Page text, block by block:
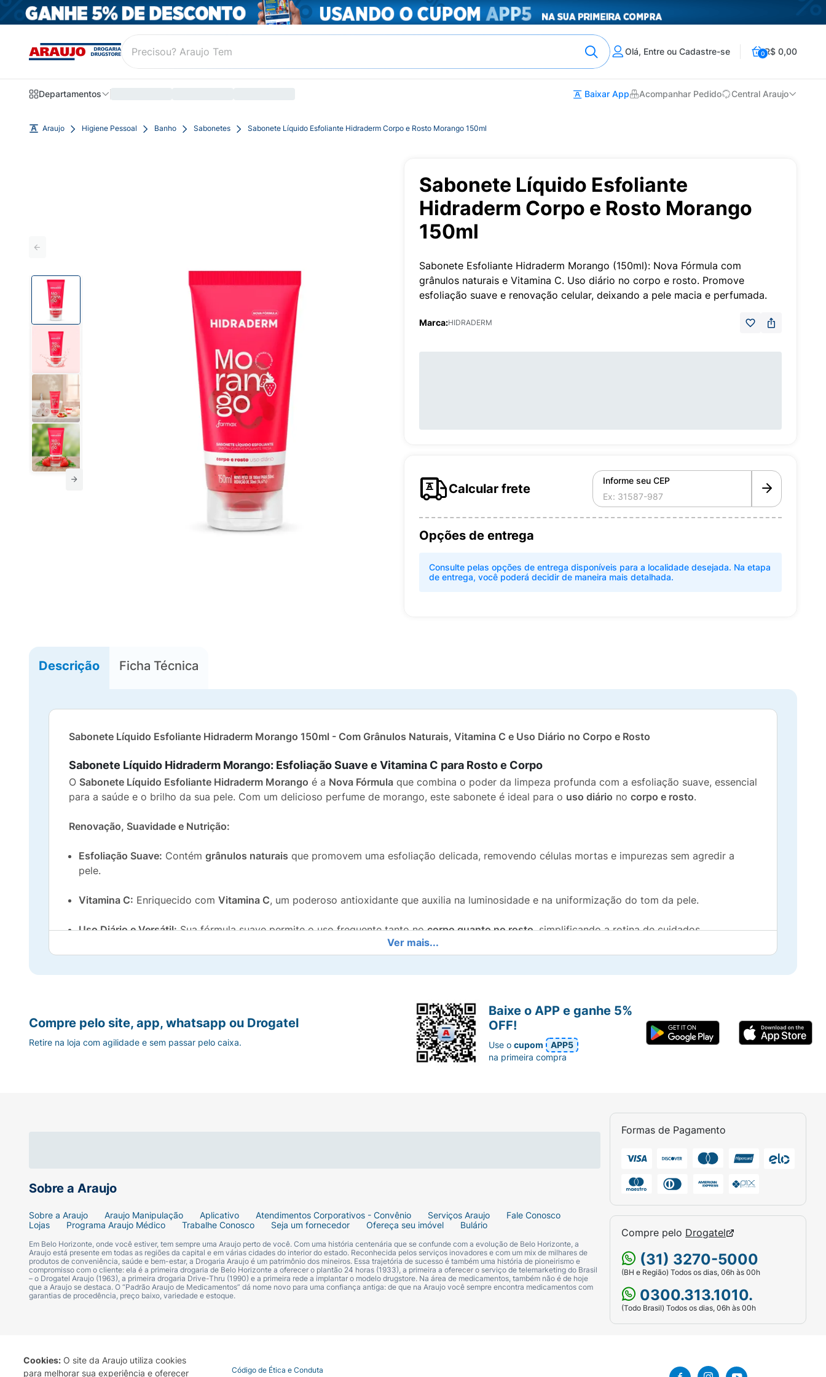
Cookies: O site da Araujo utiliza cookies
para melhorar sua experiência e oferecer
Olá, Entre ou Cadastre-se 0R$ 0,00
Departamentos Baixar App Acompanhar Pedido Central Araujo
Araujo Higiene Pessoal Banho Sabonetes Sabonete Líquido Esfoliante Hidraderm Corpo e Rosto Morango 150ml
Sabonete Líquido Esfoliante
Hidraderm Corpo e Rosto Morango
150ml
Sabonete Esfoliante Hidraderm Morango (150ml): Nova Fórmula com
grânulos naturais e Vitamina C. Uso diário no corpo e rosto. Promove
esfoliação suave e renovação celular, deixando a pele macia e perfumada.
Marca:HIDRADERM
Calcular frete
Informe seu CEP
Opções de entrega
Consulte pelas opções de entrega disponíveis para a localidade desejada. Na etapa
de entrega, você poderá decidir de maneira mais detalhada.
Descrição Ficha Técnica
Sabonete Líquido Esfoliante Hidraderm Morango 150ml - Com Grânulos Naturais, Vitamina C e Uso Diário no Corpo e Rosto
Sabonete Líquido Hidraderm Morango: Esfoliação Suave e Vitamina C para Rosto e Corpo
O Sabonete Líquido Esfoliante Hidraderm Morango é a Nova Fórmula que combina o poder da limpeza profunda com a esfoliação suave, essencial
para a saúde e o brilho da sua pele. Com um delicioso perfume de morango, este sabonete é ideal para o uso diário no corpo e rosto.
Renovação, Suavidade e Nutrição:
Esfoliação Suave: Contém grânulos naturais que promovem uma esfoliação delicada, removendo células mortas e impurezas sem agredir a
pele.
Vitamina C: Enriquecido com Vitamina C, um poderoso antioxidante que auxilia na luminosidade e na uniformização do tom da pele.
Uso Diário e Versátil:Sua fórmula suave permite o uso frequente tanto nocorpo quanto no rosto, simplificando a rotina de cuidados.
Fragrância Refrescante:O perfume deMorangoé delicioso e deixa a pele agradavelmente perfumada.
Renove sua pele todos os dias com a suavidade e o frescor do Sabonete Líquido Esfoliante Hidraderm Morango!
Ver mais...
Sobre a Araujo
Sobre a Araujo Araujo Manipulação Aplicativo Atendimentos Corporativos - Convênio Serviços Araujo
Fale Conosco
Lojas
Programa Araujo Médico Trabalhe Conosco Seja um fornecedor Ofereça seu imóvel Bulário
Em Belo Horizonte, onde você estiver, tem sempre uma Araujo perto de você. Com uma história centenária que se confunde com a evolução de Belo Horizonte, a
Araujo está presente em todas as regiões da capital e em várias cidades do interior do estado. Reconhecida pelos serviços inovadores e com um mix de milhares de
produtos de conveniência, saúde e bem-estar, a Drogaria Araujo é um patrimônio dos mineiros. Essa trajetória de sucesso é também uma história de pioneirismo e
compromisso com o cliente: ela é a primeira drogaria de Belo Horizonte a oferecer o plantão 24 horas (1933), a primeira a oferecer o serviço de telemarketing do Brasil
– o Drogatel Araujo (1963), a primeira drogaria Drive-Thru (1990) e a primeira rede a implantar o modelo drugstore. Na área de medicamentos, também não é de hoje
que a Araujo se destaca. O “Padrão Araujo de Medicamentos” dá nome novo para uma confiança antiga: de que na Araujo você sempre encontra medicamentos com
garantias de procedência, preço baixo, variedade e estoque.
Formas de Pagamento
Compre pelo Drogatel
(31) 3270-5000
(BH e Região) Todos os dias, 06h às 00h
0300.313.1010.
(Todo Brasil) Todos os dias, 06h às 00h
Compre pelo site, app, whatsapp ou Drogatel
Retire na loja com agilidade e sem passar pelo caixa.
Baixe o APP e ganhe 5%
OFF!
Use ocupom
APP5
na primeira compra
Termo de Uso Portal da Privacidade Covid-19 Código de Ética e Conduta